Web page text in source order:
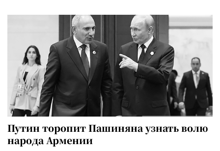
Путин торопит Пашиняна узнать волю
народа Армении